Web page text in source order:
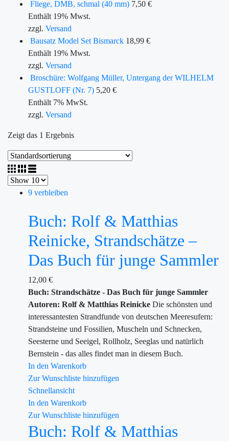
Fliege, DMB, schmal (40 mm) 7,50 €
Enthält 19% Mwst.
zzgl. Versand
Bausatz Model Set Bismarck 18,99 €
Enthält 19% Mwst.
zzgl. Versand
Broschüre: Wolfgang Müller, Untergang der WILHELM
GUSTLOFF (Nr. 7) 5,20 €
Enthält 7% MwSt.
zzgl. Versand
Zeigt das 1 Ergebnis
9 verbleiben
Buch: Rolf & Matthias
Reinicke, Strandschätze –
Das Buch für junge Sammler
12,00 €
Buch: Strandschätze - Das Buch für junge Sammler
Autoren: Rolf & Matthias Reinicke Die schönsten und
interessantesten Strandfunde von deutschen Meeresufern:
Strandsteine und Fossilien, Muscheln und Schnecken,
Seesterne und Seeigel, Rollholz, Seeglas und natürlich
Bernstein - das alles findet man in diesem Buch.
In den Warenkorb
Zur Wunschliste hinzufügen
Schnellansicht
In den Warenkorb
Zur Wunschliste hinzufügen
Buch: Rolf & Matthias